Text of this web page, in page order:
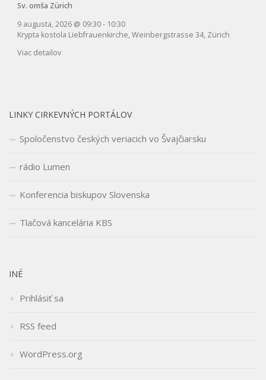
Sv. omša Zürich
9 augusta, 2026 @ 09:30- 10:30
Krypta kostola Liebfrauenkirche, Weinbergstrasse 34, Zürich
Viac detailov
LINKY CIRKEVNÝCH PORTÁLOV
Spoločenstvo českých veriacich vo Švajčiarsku
rádio Lumen
Konferencia biskupov Slovenska
Tlačová kancelária KBS
INÉ
Prihlásiť sa
RSS feed
WordPress.org